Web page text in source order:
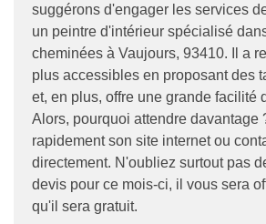
suggérons d'engager les services
un peintre d'intérieur spécialisé
cheminées à Vaujours, 93410. Il a
plus accessibles en proposant des
et, en plus, offre une grande facilité
Alors, pourquoi attendre davantage
rapidement son site internet ou
directement. N'oubliez surtout pas
devis pour ce mois-ci, il vous sera
qu'il sera gratuit.